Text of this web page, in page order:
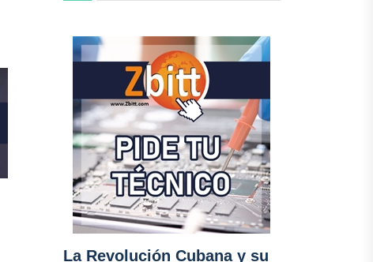
La Revolución Cubana y su